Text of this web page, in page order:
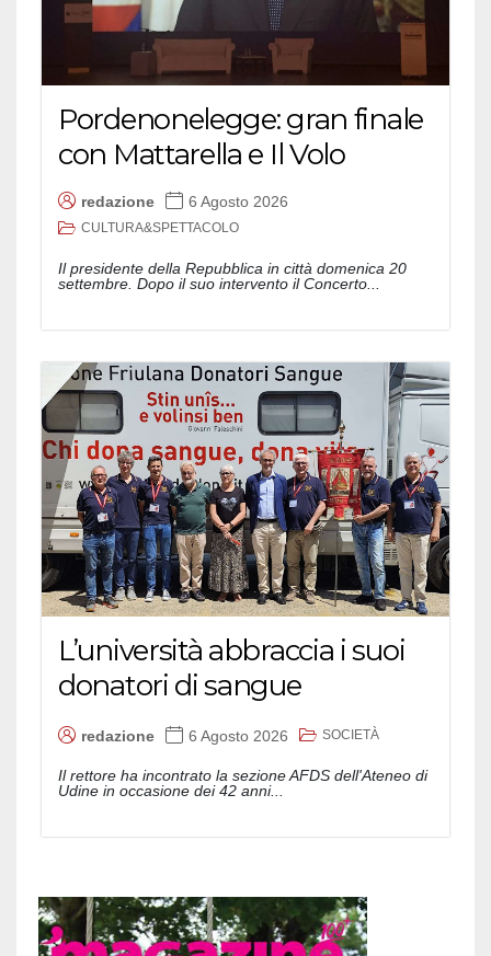
Pordenonelegge: gran finale
con Mattarella e Il Volo
redazione 6 Agosto 2026
CULTURA&SPETTACOLO
Il presidente della Repubblica in città domenica 20
settembre. Dopo il suo intervento il Concerto...
L’università abbraccia i suoi
donatori di sangue
redazione 6 Agosto 2026 SOCIETÀ
Il rettore ha incontrato la sezione AFDS dell'Ateneo di
Udine in occasione dei 42 anni...